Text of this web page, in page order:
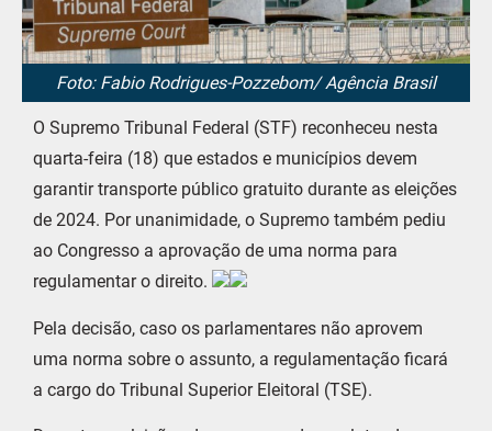
Foto: Fabio Rodrigues-Pozzebom/ Agência Brasil
O Supremo Tribunal Federal (STF) reconheceu nesta
quarta-feira (18) que estados e municípios devem
garantir transporte público gratuito durante as eleições
de 2024. Por unanimidade, o Supremo também pediu
ao Congresso a aprovação de uma norma para
regulamentar o direito.
Pela decisão, caso os parlamentares não aprovem
uma norma sobre o assunto, a regulamentação ficará
a cargo do Tribunal Superior Eleitoral (TSE).